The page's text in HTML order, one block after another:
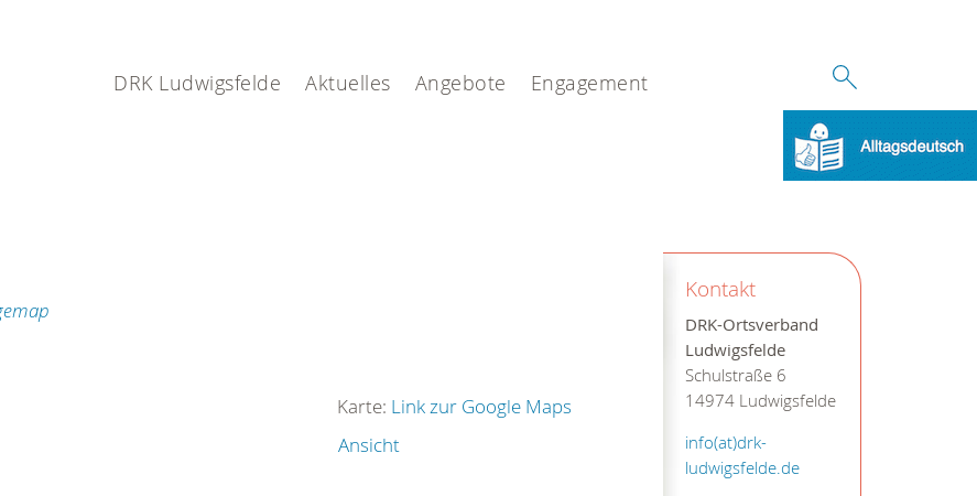
DRK Ludwigsfelde Aktuelles Angebote Engagement
Kontakt
DRK-Ortsverband
Ludwigsfelde
Schulstraße 6
14974 Ludwigsfelde
info(at)drk-
ludwigsfelde.de
Karte: Link zur Google Maps
Ansicht